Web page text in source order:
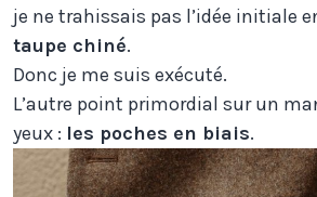
je ne trahissais pas l’idée initiale
taupe chiné.
Donc je me suis exécuté.
L’autre point primordial sur un
yeux : les poches en biais.